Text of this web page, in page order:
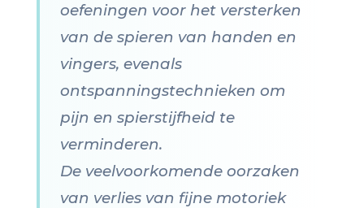
oefeningen voor het versterken
van de spieren van handen en
vingers, evenals
ontspanningstechnieken om
pijn en spierstijfheid te
verminderen.
De veelvoorkomende oorzaken
van verlies van fijne motoriek